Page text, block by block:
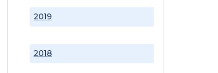
2018
2019